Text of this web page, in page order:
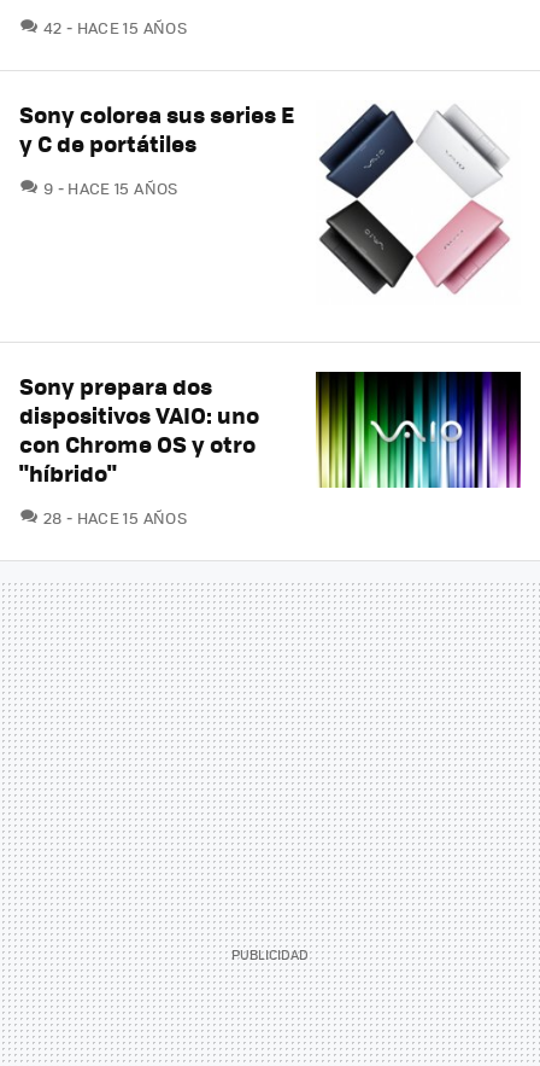
42 COMENTARIOS
HACE 15 AÑOS
Sony colorea sus series E
y C de portátiles
9 COMENTARIOS
HACE 15 AÑOS
Sony prepara dos
dispositivos VAIO: uno
con Chrome OS y otro
"híbrido"
28 COMENTARIOS
HACE 15 AÑOS